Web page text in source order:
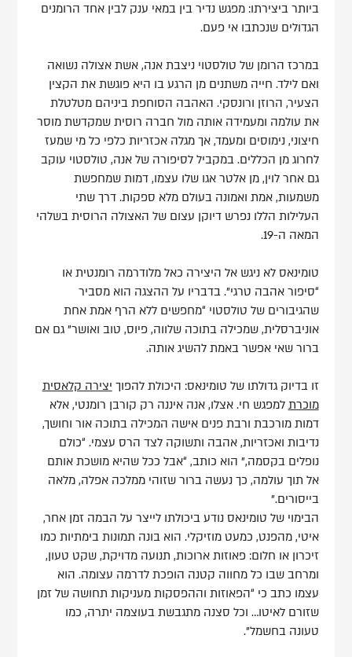
ביותר ביצירתו: מפגש נדיר בין במאי ענק לבין אחד הרומנים
הגדולים שנכתבו אי פעם.
במרכז הרומן של טולסטוי ניצבת אנה, אשת אצולה נשואה
ואם לילד. חייה משתנים מן הרגע בו היא פוגשת את הקצין
הצעיר, הרוזן ורונסקי. האהבה הסוחפת ביניהם מטלטלת
את עולמה ומעמידה אותה מול חברה רוסית שמקדשת מוסר
חיצוני, נימוסים ומעמד, אך מגלה אכזריות כלפי כל מי שמעז
לחרוג מן הכללים. במקביל לסיפורה של אנה, טולסטוי עוקב
גם אחר לוין, מן אלטר אגו שלו עצמו, דמות שמחפשת
משמעות, אמת ואמונה בעולם מלא ספקות. דרך שתי
העלילות הללו נפרש דיוקן עצום של האצולה הרוסית בשלהי
המאה ה-19.
טומינאס לא ניגש אל היצירה כאל מלודרמה רומנטית או
“סיפור אהבה טרגי”. בדבריו על ההצגה הוא מסביר
שהגיבורים של טולסטוי “מחפשים ללא הרף אמת אחת
אוניברסלית, שמכילה בתוכה שלווה, פיוס, טוב ואושר” גם אם
ברור שאי אפשר באמת להשיג אותה.
זו בדיוק גדולתו של טומינאס: היכולת להפוך יצירה קלאסית
מוכרת למפגש חי. אצלו, אנה איננה רק קורבן רומנטי, אלא
דמות מורכבת ורבת פנים אישה המכילה בתוכה אור וחושך,
נדיבות ואכזריות, אהבה ותשוקה לצד הרס עצמי. “כולם
נופלים בקסמה,” הוא כותב, “אבל ככל שהיא מושכת אותם
אל תוך עולמה, כך נעשה ברור שזוהי ממלכה אפלה, מלאה
בייסורים.”
הבימוי של טומינאס נודע ביכולתו לייצר על הבמה זמן אחר,
איטי, מהפנט, כמעט מוזיקלי. הוא בונה תמונות בימתיות כמו
זיכרון או חלום: פאוזות ארוכות, תנועה מדויקת, שקט טעון,
ומרחב שבו כל מחווה קטנה הופכת לדרמה עצומה. הוא
עצמו כתב כי “הפאוזות וההפסקות מעניקות תחושה של זמן
שזורם לאיטו… וכל סצנה מתגבשת בעוצמה יתרה, כמו
טעונה בחשמל”.